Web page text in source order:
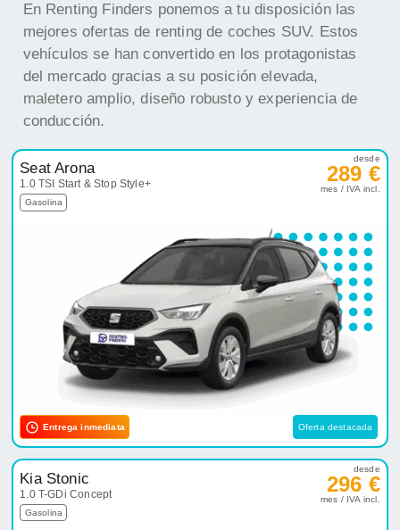
En Renting Finders ponemos a tu disposición las
mejores ofertas de renting de coches SUV. Estos
vehículos se han convertido en los protagonistas
del mercado gracias a su posición elevada,
maletero amplio, diseño robusto y experiencia de
conducción.
Seat Arona
1.0 TSI Start & Stop Style+
Gasolina
desde
289 €
mes / IVA incl.
Entrega inmediata Oferta destacada
Kia Stonic
1.0 T-GDi Concept
Gasolina
desde
296 €
mes / IVA incl.